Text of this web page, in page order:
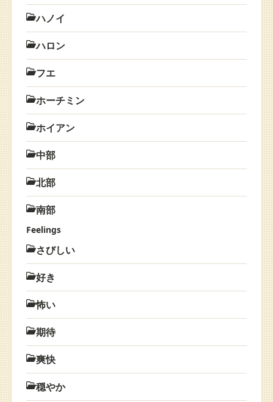
ハノイ
ハロン
フエ
ホーチミン
ホイアン
中部
北部
南部
Feelings
さびしい
好き
怖い
期待
爽快
穏やか